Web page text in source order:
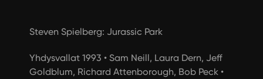
Steven Spielberg: Jurassic Park
Yhdysvallat 1993 • Sam Neill, Laura Dern, Jeff
Goldblum, Richard Attenborough, Bob Peck •